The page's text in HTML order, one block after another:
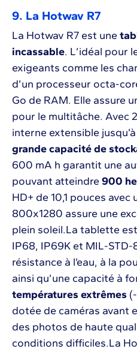
9. La Hotwav R7
La Hotwav R7 est une
incassable. L’idéal pour
exigeants comme les
d’un processeur octa-
Go de RAM. Elle assure
pour le multitâche. Avec
interne extensible
grande capacité de
600 mA h garantit une
pouvant atteindre 900
HD+ de 10,1 pouces
800x1280 assure une
plein soleil.La tablette
IP68, IP69K et MIL-STD-
résistance à l’eau, à la
ainsi qu’une capacité à
températures extrêmes
dotée de caméras avant
des photos de haute
conditions difficiles.La